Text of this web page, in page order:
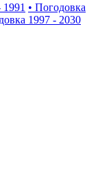
• Погодовка
1997 - 2030